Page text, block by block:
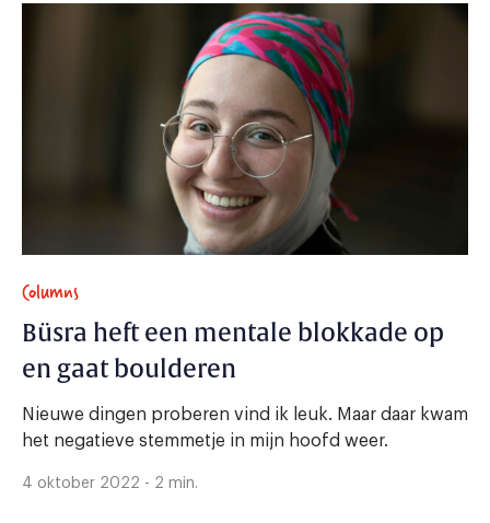
Columns
Büsra heft een mentale blokkade op
en gaat boulderen
Nieuwe dingen proberen vind ik leuk. Maar daar kwam
het negatieve stemmetje in mijn hoofd weer.
4 oktober 2022 - 2 min.